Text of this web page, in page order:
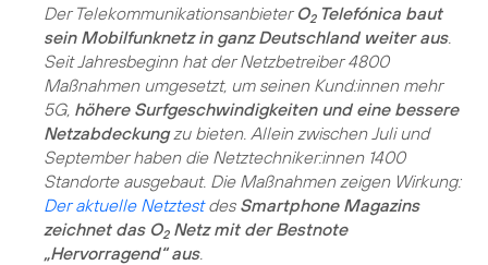
Der Telekommunikationsanbieter O2Telefónica baut
sein Mobilfunknetz in ganz Deutschland weiter aus.
Seit Jahresbeginn hat der Netzbetreiber 4800
Maßnahmen umgesetzt, um seinen Kund:innen mehr
5G, höhere Surfgeschwindigkeiten und eine bessere
Netzabdeckungzu bieten. Allein zwischen Juli und
September haben die Netztechniker:innen 1400
Standorte ausgebaut. Die Maßnahmen zeigen Wirkung:
Der aktuelle Netztestdes Smartphone Magazins
zeichnet das O2Netz mit der Bestnote
„Hervorragend“ aus.